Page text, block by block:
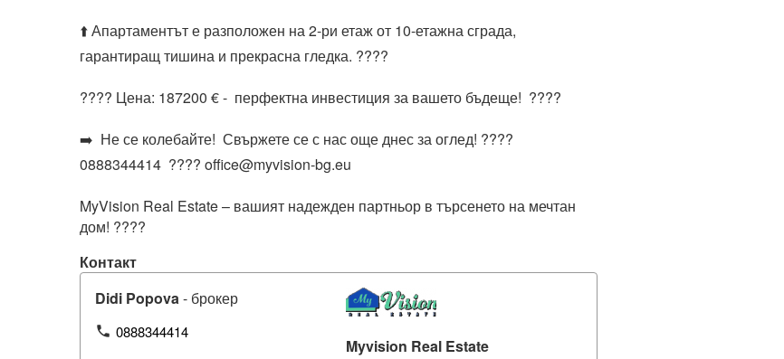
⬆️ Апартаментът е разположен на 2-ри етаж от 10-етажна сграда,
гарантиращ тишина и прекрасна гледка. ????️
???? Цена: 187200 € -  перфектна инвестиция за вашето бъдеще!  ????
➡️  Не се колебайте!  Свържете се с нас още днес за оглед! ????
0888344414  ???? office@myvision-bg.eu
MyVision Real Estate – вашият надежден партньор в търсенето на мечтан
дом! ????
Контакт
Didi Popova- брокер
phone 0888344414
Myvision Real Estate